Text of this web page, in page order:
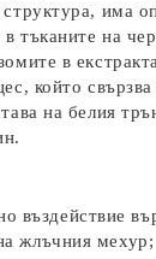
има
в тъканите на
в
който свързва
на белия
въздействие
жлъчния мехур;